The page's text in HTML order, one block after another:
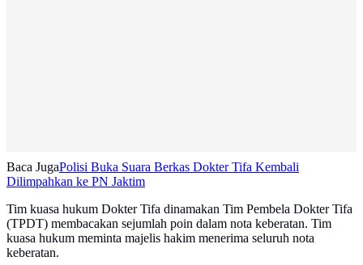
Baca JugaPolisi Buka Suara Berkas Dokter Tifa Kembali
Dilimpahkan ke PN Jaktim
Tim kuasa hukum Dokter Tifa dinamakan Tim Pembela Dokter Tifa
(TPDT) membacakan sejumlah poin dalam nota keberatan. Tim
kuasa hukum meminta majelis hakim menerima seluruh nota
keberatan.